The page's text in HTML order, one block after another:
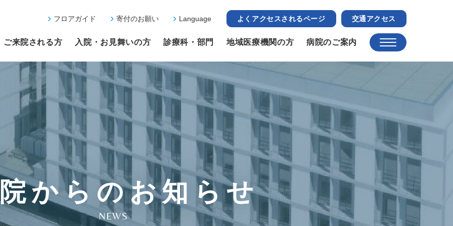
フロアガイド 寄付のお願い Language よくアクセスされるページ 交通アクセス
ご来院される方 入院・お見舞いの方 診療科・部門 地域医療機関の方 病院のご案内
からのお知らせ
NEWS